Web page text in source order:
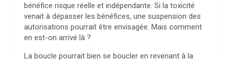
bénéfice risque réelle et indépendante. Si la toxicité
venait à dépasser les bénéfices, une suspension des
autorisations pourrait être envisagée. Mais comment
en est-on arrivé là ?
La boucle pourrait bien se boucler en revenant à la